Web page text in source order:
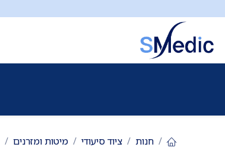
חנות ציוד סיעודי מיטות ומזרנים